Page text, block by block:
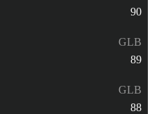
90
GLB
89
GLB
88